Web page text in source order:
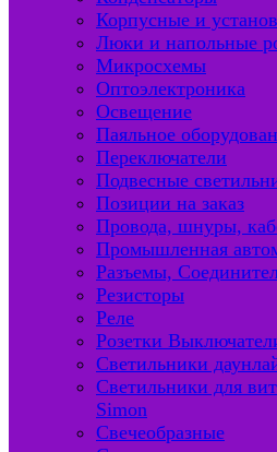
Корпусные и
Люки и напольные
Микросхемы
Оптоэлектроника
Освещение
Паяльное
Переключатели
Подвесные
Позиции на заказ
Провода, шнуры,
Промышленная
Разъемы,
Резисторы
Реле
Розетки
Светильники
Светильники для
Simon
Свечеобразные